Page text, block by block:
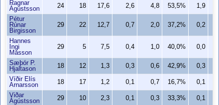
Ragnar
Ágústsson
24 18 17,6 2,6 4,8 53,5% 1,9
Pétur
Rúnar
Birgisson
29 22 12,7 0,7 2,0 37,2% 0,2
Hannes
Ingi
Másson
29 5 7,5 0,4 1,0 40,0% 0,0
Sæþór P.
Hjaltason
18 12 1,3 0,3 0,6 42,9% 0,3
Víðir Elís
Arnarsson
18 17 1,2 0,1 0,7 16,7% 0,1
Viðar
Ágústsson
29 10 2,3 0,1 0,3 33,3% 0,1